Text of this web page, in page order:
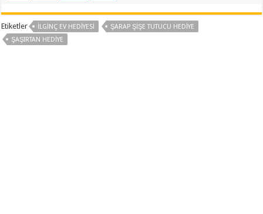
Etiketler İLGINÇ EV HEDIYESI
ŞARAP ŞIŞE TUTUCU HEDIYE
ŞAŞIRTAN HEDIYE